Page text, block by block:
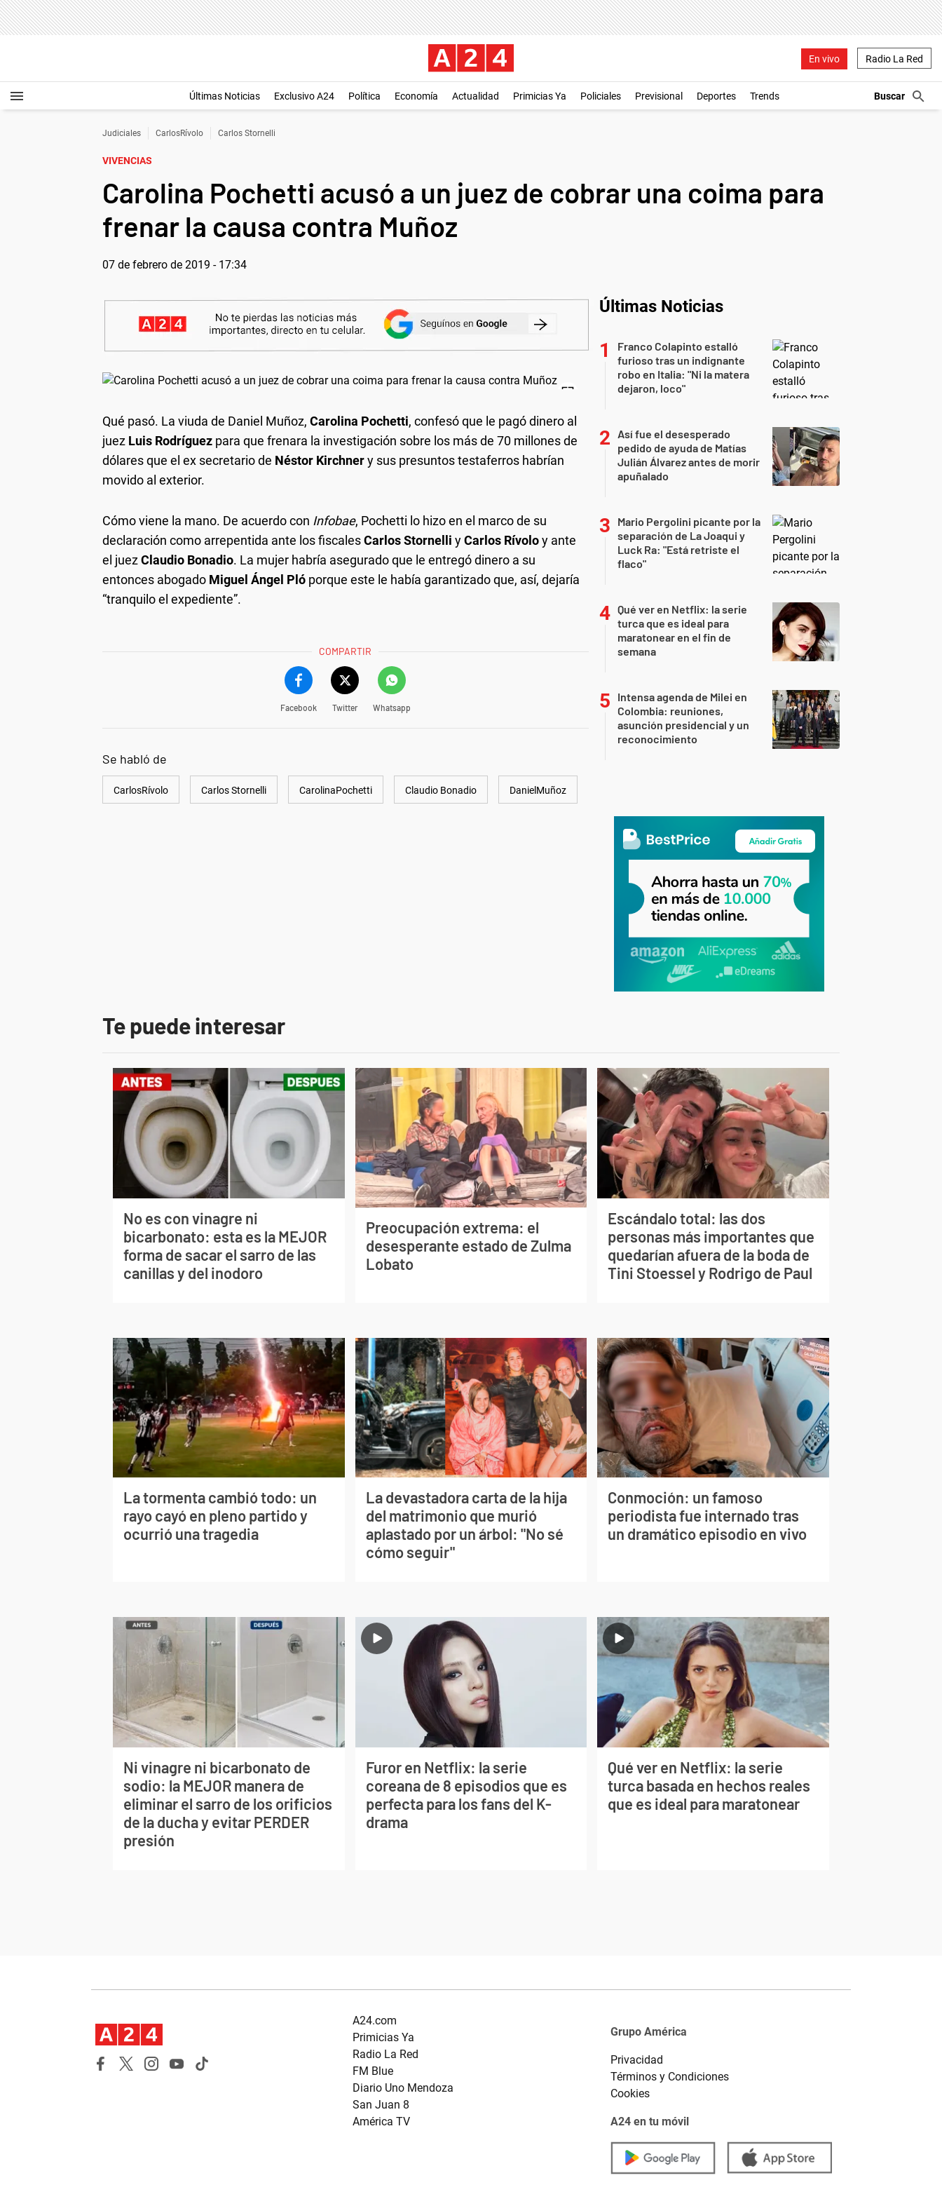
En vivo Radio La Red
Últimas Noticias Exclusivo A24 Política Economía Actualidad Primicias Ya Policiales Previsional Deportes Trends
Judiciales CarlosRívolo Carlos Stornelli
VIVENCIAS
Carolina Pochetti acusó a un juez de cobrar una coima para
frenar la causa contra Muñoz
07 de febrero de 2019 - 17:34
Qué pasó. La viuda de Daniel Muñoz, Carolina Pochetti, confesó que le pagó dinero al
juez Luis Rodríguez para que frenara la investigación sobre los más de 70 millones de
dólares que el ex secretario de Néstor Kirchnery sus presuntos testaferros habrían
movido al exterior.
Cómo viene la mano. De acuerdo con Infobae, Pochetti lo hizo en el marco de su
declaración como arrepentida ante los fiscalesCarlos Stornelli yCarlos Rívoloy ante
el juezClaudio Bonadio. La mujer habría asegurado que le entregó dinero a su
entonces abogado Miguel Ángel Pló porque este le había garantizado que, así, dejaría
“tranquilo el expediente”.
COMPARTIR
Facebook Twitter Whatsapp
Se habló de
CarlosRívolo Carlos Stornelli CarolinaPochetti Claudio Bonadio DanielMuñoz
Últimas Noticias
Franco Colapinto estalló
furioso tras un indignante
robo en Italia: "Ni la matera
dejaron, loco"
Así fue el desesperado
pedido de ayuda de Matías
Julián Álvarez antes de morir
apuñalado
Mario Pergolini picante por la
separación de La Joaqui y
Luck Ra: "Está retriste el
flaco"
Qué ver en Netflix: la serie
turca que es ideal para
maratonear en el fin de
semana
Intensa agenda de Milei en
Colombia: reuniones,
asunción presidencial y un
reconocimiento
Te puede interesar
No es con vinagre ni
bicarbonato: esta es la MEJOR
forma de sacar el sarro de las
canillas y del inodoro
Preocupación extrema: el
desesperante estado de Zulma
Lobato
Escándalo total: las dos
personas más importantes que
quedarían afuera de la boda de
Tini Stoessel y Rodrigo de Paul
La tormenta cambió todo: un
rayo cayó en pleno partido y
ocurrió una tragedia
La devastadora carta de la hija
del matrimonio que murió
aplastado por un árbol: "No sé
cómo seguir"
Conmoción: un famoso
periodista fue internado tras
un dramático episodio en vivo
Ni vinagre ni bicarbonato de
sodio: la MEJOR manera de
eliminar el sarro de los orificios
de la ducha y evitar PERDER
presión
Furor en Netflix: la serie
coreana de 8 episodios que es
perfecta para los fans del K-
drama
Qué ver en Netflix: la serie
turca basada en hechos reales
que es ideal para maratonear
A24.com
Primicias Ya
Radio La Red
FM Blue
Diario Uno Mendoza
San Juan 8
América TV
Grupo América
Privacidad
Términos y Condiciones
Cookies
A24 en tu móvil